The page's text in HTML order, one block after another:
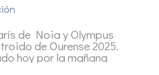
de Noia y Olympus
de Ourense 2025.
hoy por la mañana